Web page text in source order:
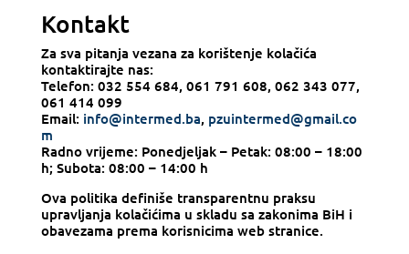
Kontakt
Za sva pitanja vezana za korištenje kolačića
kontaktirajte nas:
Telefon: 032 554 684, 061 791 608, 062 343 077,
061 414 099
Email: info@intermed.ba, pzuintermed@gmail.co
m
Radno vrijeme: Ponedjeljak – Petak: 08:00 – 18:00
h; Subota: 08:00 – 14:00 h
Ova politika definiše transparentnu praksu
upravljanja kolačićima u skladu sa zakonima BiH i
obavezama prema korisnicima web stranice.